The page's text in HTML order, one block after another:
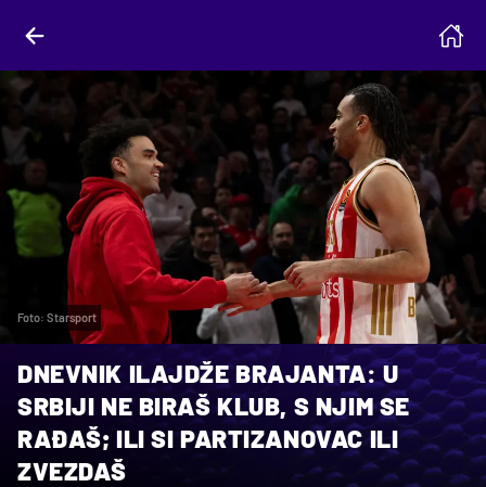
Foto: Starsport
DNEVNIK ILAJDŽE BRAJANTA: U
SRBIJI NE BIRAŠ KLUB, S NJIM SE
RAĐAŠ; ILI SI PARTIZANOVAC ILI
ZVEZDAŠ